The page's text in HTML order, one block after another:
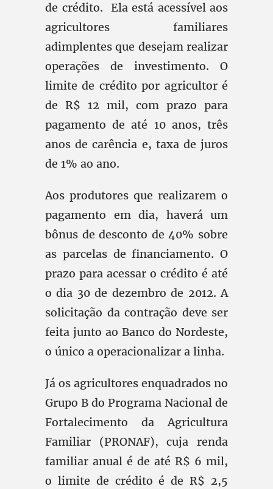
de crédito. Ela está acessível aos
agricultores familiares
adimplentes que desejam realizar
operações de investimento. O
limite de crédito por agricultor é
de R$ 12 mil, com prazo para
pagamento de até 10 anos, três
anos de carência e, taxa de juros
de 1% ao ano.
Aos produtores que realizarem o
pagamento em dia, haverá um
bônus de desconto de 40% sobre
as parcelas de financiamento. O
prazo para acessar o crédito é até
o dia 30 de dezembro de 2012. A
solicitação da contração deve ser
feita junto ao Banco do Nordeste,
o único a operacionalizar a linha.
Já os agricultores enquadrados no
Grupo B do Programa Nacional de
Fortalecimento da Agricultura
Familiar (PRONAF), cuja renda
familiar anual é de até R$ 6 mil,
o limite de crédito é de R$ 2,5